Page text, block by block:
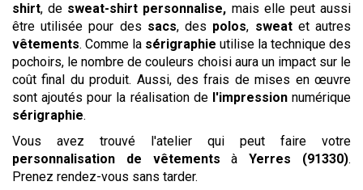
shirt, de sweat-shirt personnalise, mais elle peut aussi
être utilisée pour des sacs, des polos, sweatet autres
vêtements. Comme la sérigraphie utilise la technique des
pochoirs, le nombre de couleurs choisi aura un impact sur le
coût final du produit. Aussi, des frais de mises en œuvre
sont ajoutés pour la réalisation de l'impressionnumérique
sérigraphie.
Vous avez trouvé l'atelier qui peut faire votre
personnalisation de vêtements àYerres (91330).
Prenez rendez-vous sans tarder.